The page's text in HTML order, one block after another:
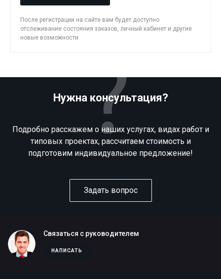
После регистрации на сайте вам будет доступно
отслеживание состояния заказов, личный кабинет и другие
новые возможности
Нужна консультация?
Подробно расскажем о наших услугах, видах работ и
типовых проектах, рассчитаем стоимость и
подготовим индивидуальное предложение!
Задать вопрос
Связаться с руководителем
НАПИСАТЬ